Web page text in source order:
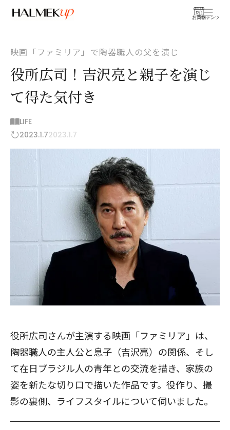
お買物
コンテンツ
映画「ファミリア」で陶器職人の父を演じ
役所広司！吉沢亮と親子を演じ
て得た気付き
LIFE
2023.1.72023.1.7
役所広司さんが主演する映画「ファミリア」は、
陶器職人の主人公と息子（吉沢亮）の関係、そし
て在日ブラジル人の青年との交流を描き、家族の
姿を新たな切り口で描いた作品です。役作り、撮
影の裏側、ライフスタイルについて伺いました。